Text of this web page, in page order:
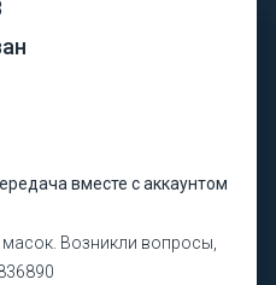
вместе с аккаунтом
Возникли вопросы,